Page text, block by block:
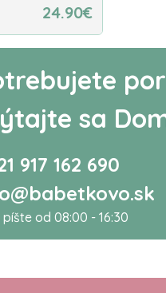
24.90€
sa
917 162 690
od 08:00 - 16:30